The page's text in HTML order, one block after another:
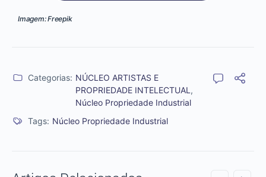
Imagem: Freepik
Categorias: NÚCLEO ARTISTAS E
PROPRIEDADE INTELECTUAL ,
Núcleo Propriedade Industrial
Tags: Núcleo Propriedade Industrial